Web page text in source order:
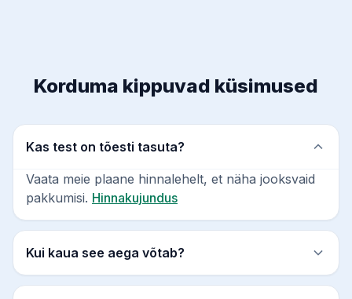
Korduma kippuvad küsimused
Kas test on tõesti tasuta?
Vaata meie plaane hinnalehelt, et näha jooksvaid
pakkumisi. Hinnakujundus
Kui kaua see aega võtab?